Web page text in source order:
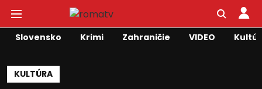
Slovensko Krimi Zahraničie VIDEO
KULTÚRA